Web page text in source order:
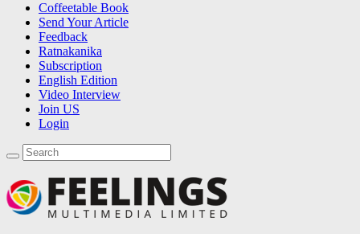
Coffeetable Book
Send Your Article
Feedback
Ratnakanika
Subscription
English Edition
Video Interview
Join US
Login